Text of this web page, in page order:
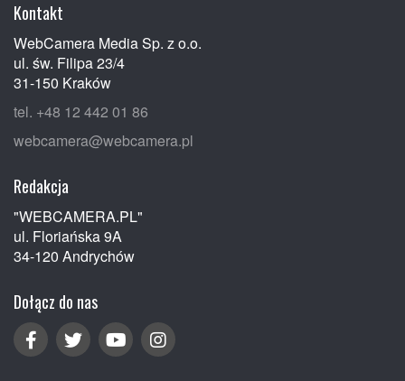
Kontakt
WebCamera Media Sp. z o.o.
ul. św. Filipa 23/4
31-150 Kraków
tel. +48 12 442 01 86
webcamera@webcamera.pl
Redakcja
"WEBCAMERA.PL"
ul. Floriańska 9A
34-120 Andrychów
Dołącz do nas